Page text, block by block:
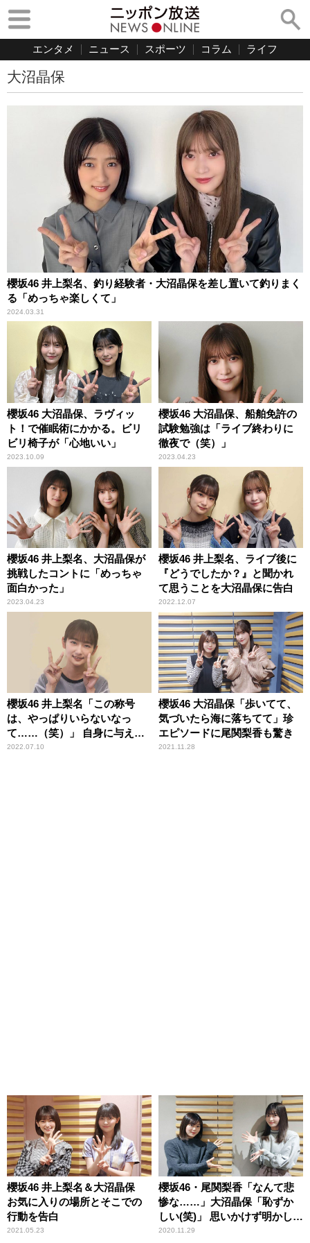
エンタメ ニュース スポーツ コラム ライフ
大沼晶保
櫻坂46 井上梨名、釣り経験者・大沼晶保を差し置いて釣りまく
る「めっちゃ楽しくて」
2024.03.31
櫻坂46 大沼晶保、ラヴィッ
ト！で催眠術にかかる。ビリ
ビリ椅子が「心地いい」
2023.10.09
櫻坂46 大沼晶保、船舶免許の
試験勉強は「ライブ終わりに
徹夜で（笑）」
2023.04.23
櫻坂46 井上梨名、大沼晶保が
挑戦したコントに「めっちゃ
面白かった」
2023.04.23
櫻坂46 井上梨名、ライブ後に
『どうでしたか？』と聞かれ
て思うことを大沼晶保に告白
2022.12.07
櫻坂46 井上梨名「この称号
は、やっぱりいらないなっ
て……（笑）」 自身に与えら
れた残念な称号に言及
2022.07.10
櫻坂46 大沼晶保「歩いてて、
気づいたら海に落ちてて」珍
エピソードに尾関梨香も驚き
2021.11.28
櫻坂46 井上梨名＆大沼晶保
お気に入りの場所とそこでの
行動を告白
2021.05.23
櫻坂46・尾関梨香「なんて悲
惨な……」大沼晶保「恥ずか
しい(笑)」 思いかけず明かした
2人共通の過去とは
2020.11.29